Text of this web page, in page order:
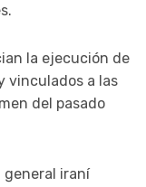
la ejecución de
vinculados a las
del pasado
general iraní